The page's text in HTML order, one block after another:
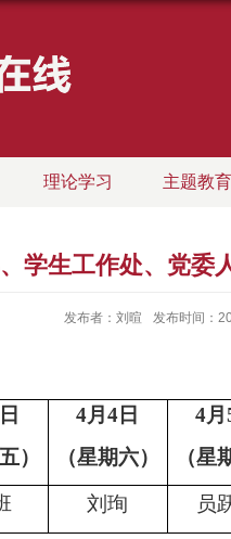
理论学习 主题教育
学生工作处、党委
发布者：刘暄 发布时间：
日
）
4月 4 日
（星期六）
4月
（星
刘珣 员